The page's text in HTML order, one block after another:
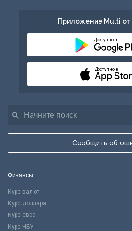
Сообщить об
Приложение Multi
Доступно в
Доступно в
Финансы
Курс валют
Курс доллара
Курс евро
Курс НБУ